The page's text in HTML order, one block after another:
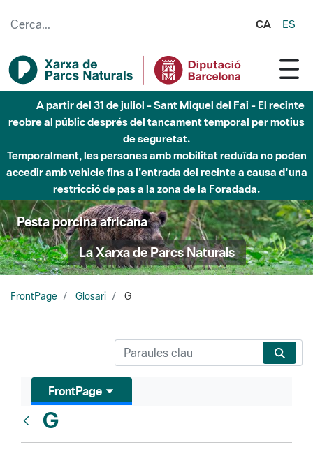
CA ES
A partir del 31 de juliol - Sant Miquel del Fai - El recinte
reobre al públic després del tancament temporal per motius
de seguretat.
Temporalment, les persones amb mobilitat reduïda no poden
accedir amb vehicle fins a l'entrada del recinte a causa d'una
restricció de pas a la zona de la Foradada.
Pesta porcina africana
La Xarxa de Parcs Naturals
FrontPage Glosari G
FrontPage
G